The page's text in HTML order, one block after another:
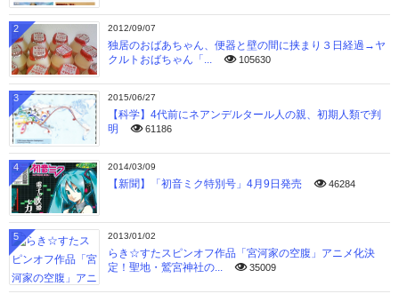
2012/09/07
独居のおばあちゃん、便器と壁の間に挟まり３日経過→ヤ
クルトおばちゃん「...
105630
2
2015/06/27
【科学】4代前にネアンデルタール人の親、初期人類で判
明
61186
3
2014/03/09
【新聞】「初音ミク特別号」4月9日発売 46284
4
2013/01/02
らき☆すたスピンオフ作品「宮河家の空腹」アニメ化決
定！聖地・鷲宮神社の...
35009
5